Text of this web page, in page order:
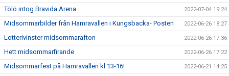
Tölö intog Bravida Arena 2022-07-04 19:24
Midsommarbilder från Hamravallen i Kungsbacka- Posten 2022-06-26 18:27
Lotterivinster midsommarafton 2022-06-26 17:36
Hett midsommarfirande 2022-06-26 17:22
Midsommarfest på Hamravallen kl 13-16! 2022-06-21 14:25